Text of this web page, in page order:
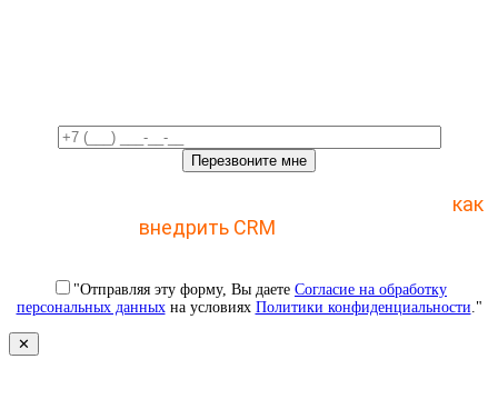
как
внедрить CRM
"Отправляя эту форму, Вы даете Согласие на обработку
персональных данныхна условиях Политики конфиденциальности."
✕